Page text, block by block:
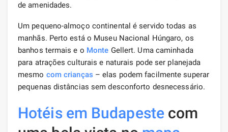
de amenidades.
Um pequeno-almoço continental é servido todas as
manhãs. Perto está o Museu Nacional Húngaro, os
banhos termais e o Monte Gellert. Uma caminhada
para atrações culturais e naturais pode ser planejada
mesmo com crianças – elas podem facilmente superar
pequenas distâncias sem desconforto desnecessário.
Hotéis em Budapestecom